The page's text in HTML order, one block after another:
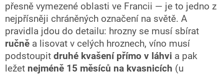
přesně vymezené oblasti ve Francii — je to jedno z
nejpřísněji chráněných označení na světě. A
pravidla jdou do detailu: hrozny se musí sbírat
ručně a lisovat v celých hroznech, víno musí
podstoupit druhé kvašení přímo v láhvi a pak
ležet nejméně 15 měsíců na kvasnicích (u